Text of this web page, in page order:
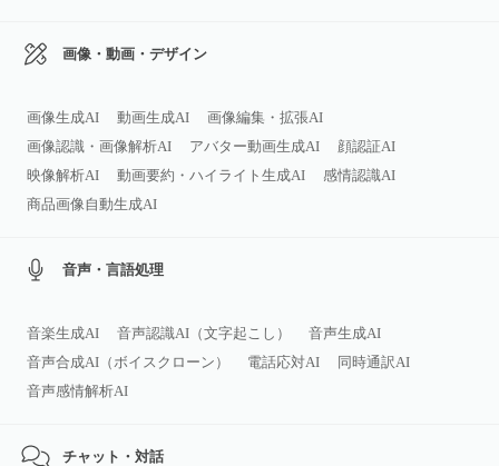
画像・動画・デザイン
画像生成AI 動画生成AI
画像編集・拡張AI
画像認識・画像解析AI
アバター動画生成AI
顔認証AI
映像解析AI
動画要約・ハイライト生成AI
感情認識AI
商品画像自動生成AI
音声・言語処理
音楽生成AI 音声認識AI（文字起こし）
音声生成AI
音声合成AI（ボイスクローン）
電話応対AI
同時通訳AI
音声感情解析AI
チャット・対話